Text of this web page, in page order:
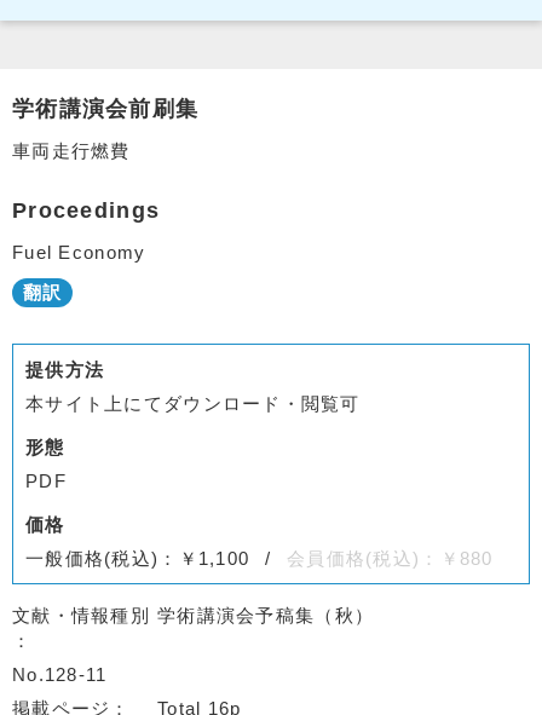
学術講演会前刷集
車両走行燃費
Proceedings
Fuel Economy
提供方法
本サイト上にてダウンロード・閲覧可
形態
PDF
価格
一般価格(税込)：￥1,100
会員価格(税込)：￥880
文献・情報種別 学術講演会予稿集（秋）
No.128-11
掲載ページ
Total 16p